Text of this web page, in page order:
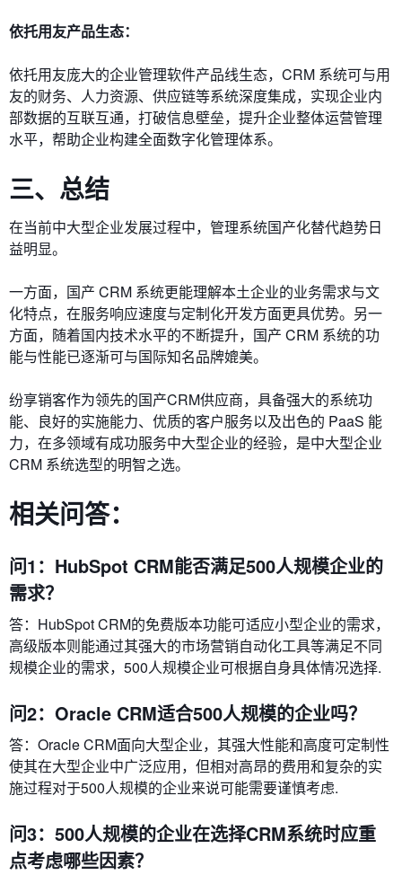
依托用友产品生态：
依托用友庞大的企业管理软件产品线生态，CRM 系统可与用
友的财务、人力资源、供应链等系统深度集成，实现企业内
部数据的互联互通，打破信息壁垒，提升企业整体运营管理
水平，帮助企业构建全面数字化管理体系。
三、总结
在当前中大型企业发展过程中，管理系统国产化替代趋势日
益明显。
一方面，国产 CRM 系统更能理解本土企业的业务需求与文
化特点，在服务响应速度与定制化开发方面更具优势。另一
方面，随着国内技术水平的不断提升，国产 CRM 系统的功
能与性能已逐渐可与国际知名品牌媲美。
纷享销客作为领先的国产CRM供应商，具备强大的系统功
能、良好的实施能力、优质的客户服务以及出色的 PaaS 能
力，在多领域有成功服务中大型企业的经验，是中大型企业
CRM 系统选型的明智之选。
相关问答：
问1：HubSpot CRM能否满足500人规模企业的
需求？
答：HubSpot CRM的免费版本功能可适应小型企业的需求，
高级版本则能通过其强大的市场营销自动化工具等满足不同
规模企业的需求，500人规模企业可根据自身具体情况选择.
问2：Oracle CRM适合500人规模的企业吗？
答：Oracle CRM面向大型企业，其强大性能和高度可定制性
使其在大型企业中广泛应用，但相对高昂的费用和复杂的实
施过程对于500人规模的企业来说可能需要谨慎考虑.
问3：500人规模的企业在选择CRM系统时应重
点考虑哪些因素？